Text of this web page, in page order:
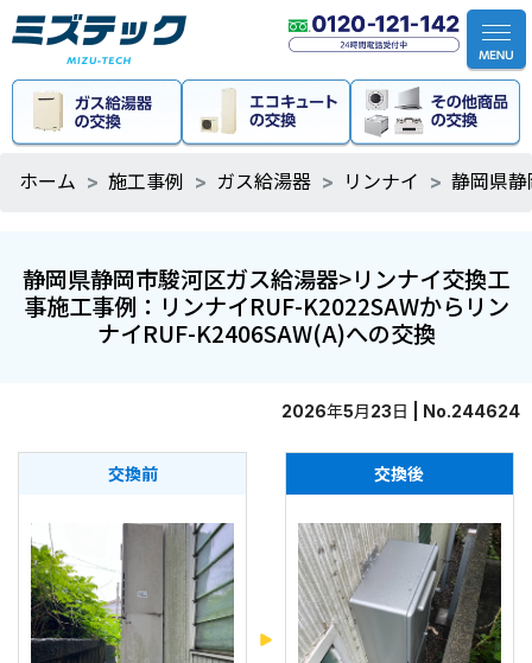
ホーム 施工事例 ガス給湯器 リンナイ 静岡県
静岡県静岡市駿河区ガス給湯器>リンナイ交換工
事施工事例：リンナイRUF-K2022SAWからリン
ナイRUF-K2406SAW(A)への交換
2026年5月23日 | No.244624
交換前 交換後